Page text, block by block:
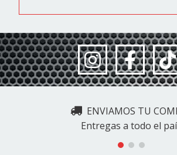
ENVIAMOS TU
Entregas a todo el